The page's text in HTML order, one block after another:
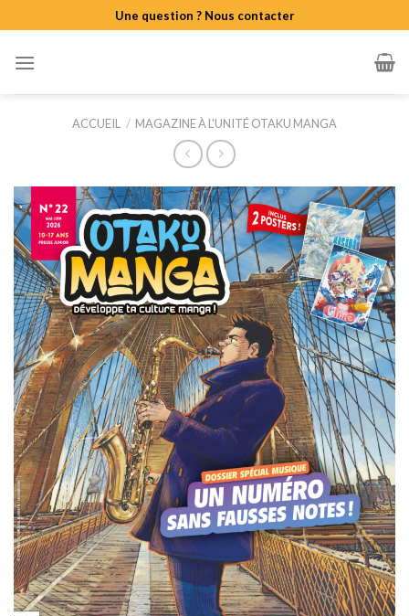
to
content
Une question ? Nous contacter
ACCUEIL / MAGAZINE À L'UNITÉ OTAKU MANGA